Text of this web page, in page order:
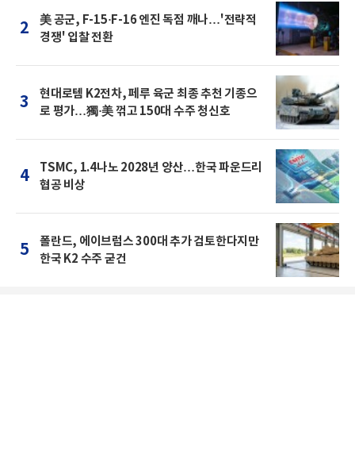
2
美 공군, F-15·F-16 엔진 독점 깨나…'전략적
경쟁' 입찰 전환
3
현대로템 K2전차, 페루 육군 최종 추천 기종으
로 평가…獨·美 꺾고 150대 수주 청신호
4
TSMC, 1.4나노 2028년 양산…한국 파운드리
협공 비상
5
폴란드, 에이브럼스 300대 추가 검토한다지만
한국 K2 수주 굳건